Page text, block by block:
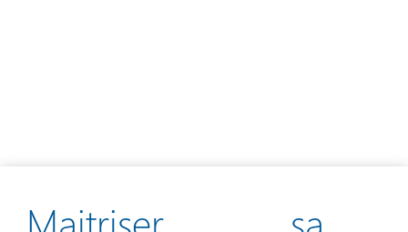
Maitriser sa